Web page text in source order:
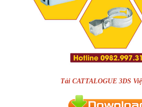
Tải CATTALOGUE 3DS